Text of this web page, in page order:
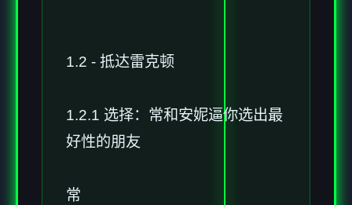
1.2 - 抵达雷克顿
1.2.1 选择：常和安妮逼你选出最
好性的朋友
常